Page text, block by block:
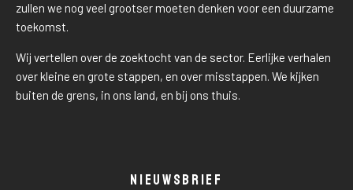
zullen we nog veel grootser moeten denken voor een duurzame
toekomst.
Wij vertellen over de zoektocht van de sector. Eerlijke verhalen
over kleine en grote stappen, en over misstappen. We kijken
buiten de grens, in ons land, en bij ons thuis.
NIEUWSBRIEF